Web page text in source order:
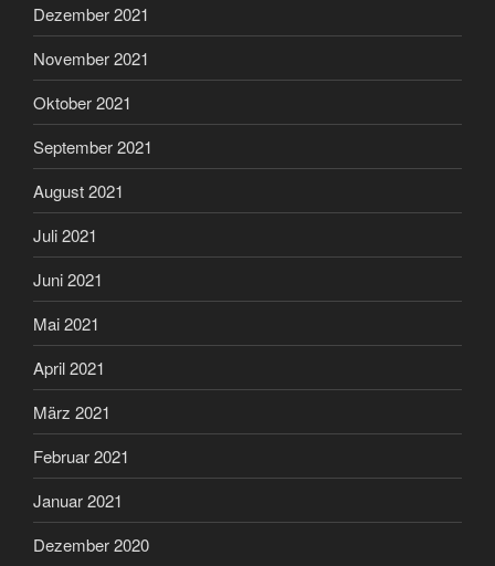
Dezember 2021
November 2021
Oktober 2021
September 2021
August 2021
Juli 2021
Juni 2021
Mai 2021
April 2021
März 2021
Februar 2021
Januar 2021
Dezember 2020